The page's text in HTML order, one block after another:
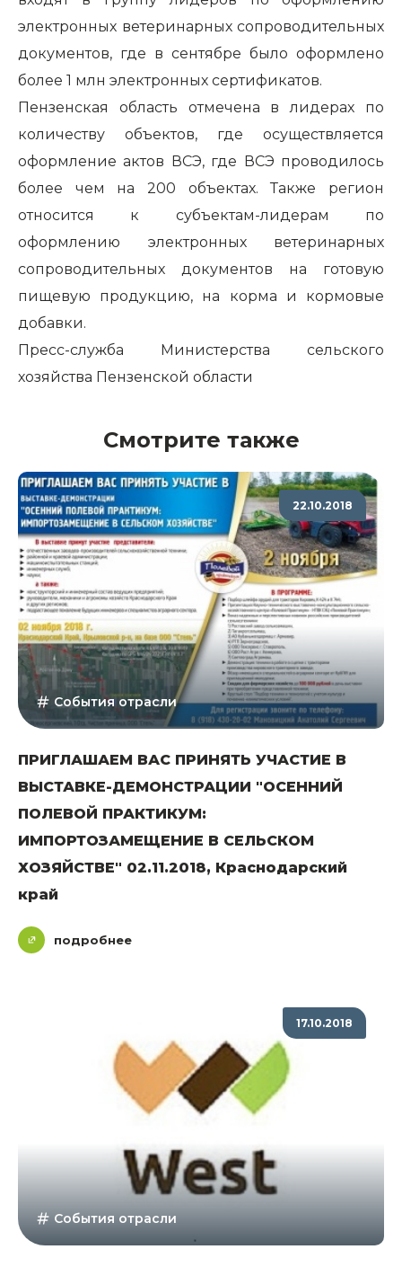
электронных ветеринарных сопроводительных
документов, где в сентябре было оформлено
более 1 млн электронных сертификатов.
Пензенская область отмечена в лидерах по
количеству объектов, где осуществляется
оформление актов ВСЭ, где ВСЭ проводилось
более чем на 200 объектах. Также регион
относится к субъектам-лидерам по
оформлению электронных ветеринарных
сопроводительных документов на готовую
пищевую продукцию, на корма и кормовые
добавки.
Пресс-служба Министерства сельского
хозяйства Пензенской области
Смотрите также
22.10.2018
События отрасли
ПРИГЛАШАЕМ ВАС ПРИНЯТЬ УЧАСТИЕ В
ВЫСТАВКЕ-ДЕМОНСТРАЦИИ "ОСЕННИЙ
ПОЛЕВОЙ ПРАКТИКУМ:
ИМПОРТОЗАМЕЩЕНИЕ В СЕЛЬСКОМ
ХОЗЯЙСТВЕ" 02.11.2018, Краснодарский
край
подробнее
17.10.2018
События отрасли